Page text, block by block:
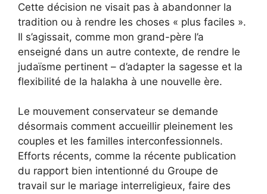
Cette décision ne visait pas à abandonner la
tradition ou à rendre les choses « plus faciles ».
Il s’agissait, comme mon grand-père l’a
enseigné dans un autre contexte, de rendre le
judaïsme pertinent – ​​d’adapter la sagesse et la
flexibilité de la halakha à une nouvelle ère.
Le mouvement conservateur se demande
désormais comment accueillir pleinement les
couples et les familles interconfessionnels.
Efforts récents, comme la récente publication
du rapport bien intentionné du Groupe de
travail sur le mariage interreligieux, faire des